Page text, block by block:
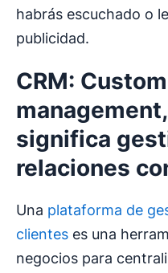
habrás escuchado o
publicidad.
CRM:
significa
relaciones
Una plataforma de
clientes es una
negocios para